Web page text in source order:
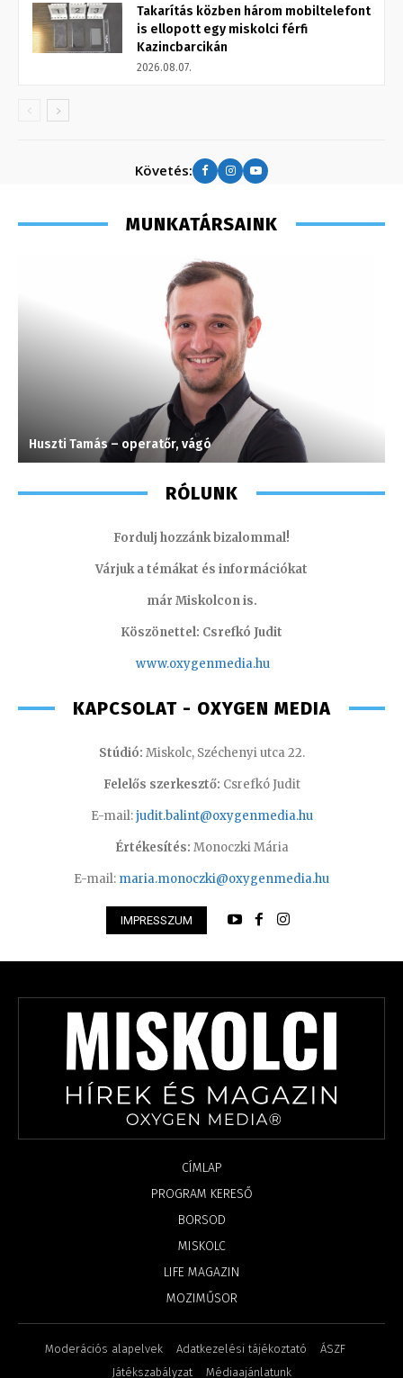
Takarítás közben három mobiltelefont
is ellopott egy miskolci férfi
Kazincbarcikán
2026.08.07.
Követés:
MUNKATÁRSAINK
Huszti Tamás – operatőr, vágó
RÓLUNK
Fordulj hozzánk bizalommal!
Várjuk a témákat és információkat
már Miskolcon is.
Köszönettel: Csrefkó Judit
www.oxygenmedia.hu
KAPCSOLAT - OXYGEN MEDIA
Stúdió: Miskolc, Széchenyi utca 22.
Felelős szerkesztő: Csrefkó Judit
E-mail:judit.balint@oxygenmedia.hu
Értékesítés: Monoczki Mária
E-mail: maria.monoczki@oxygenmedia.hu
IMPRESSZUM
CÍMLAP
PROGRAM KERESŐ
BORSOD
MISKOLC
LIFE MAGAZIN
MOZIMŰSOR
Moderációs alapelvek Adatkezelési tájékoztató
ÁSZF
Játékszabályzat
Médiaajánlatunk